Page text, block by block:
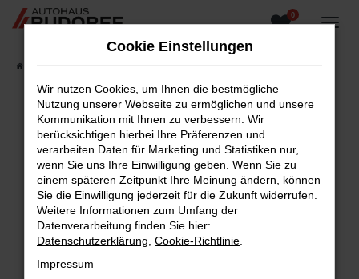
Zum
0
Fehler: Network Error
Beim Laden ist ein Fehler aufgetreten.
Hier sind ein paar Tipps, die dir helfen können:
Überprüfe deine Firewall und deine
Internetverbindung.
Laden andere Webseiten, zum Beispiel deine
Suchmaschine?
Cookie Einstellungen
Wir nutzen Cookies, um Ihnen die bestmögliche
Nutzung unserer Webseite zu ermöglichen und unsere
Kommunikation mit Ihnen zu verbessern. Wir
berücksichtigen hierbei Ihre Präferenzen und
verarbeiten Daten für Marketing und Statistiken nur,
wenn Sie uns Ihre Einwilligung geben. Wenn Sie zu
einem späteren Zeitpunkt Ihre Meinung ändern, können
Sie die Einwilligung jederzeit für die Zukunft widerrufen.
Weitere Informationen zum Umfang der
Datenverarbeitung finden Sie hier:
Datenschutzerklärung Cookie-Richtlinie
Impressum